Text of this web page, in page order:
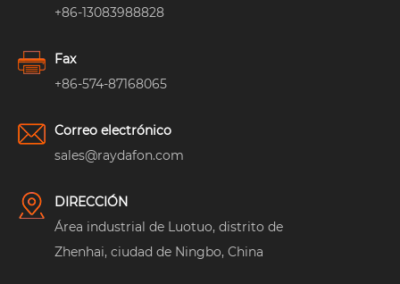
+86-13083988828
Fax
+86-574-87168065
Correo electrónico
sales@raydafon.com
DIRECCIÓN
Área industrial de Luotuo, distrito de
Zhenhai, ciudad de Ningbo, China